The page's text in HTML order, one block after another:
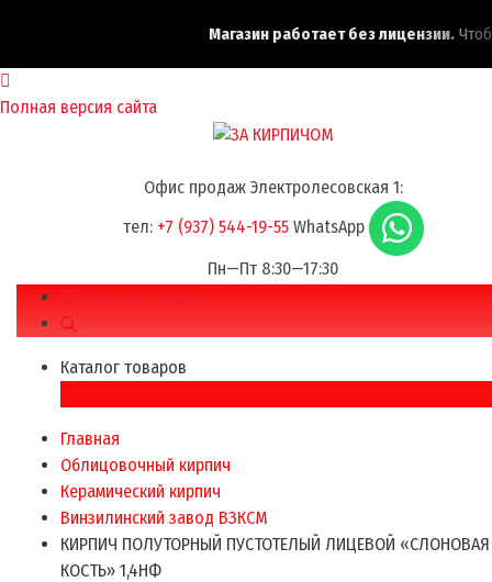
Магазин работает без лицензии.Чтобы
Полная версия сайта
Офис продаж Электролесовская 1:
тел: +7 (937) 544-19-55WhatsApp
Пн—Пт 8:30—17:30
Каталог товаров
Каталог товаров
×
Главная
Облицовочный кирпич
Керамический кирпич
Винзилинский завод ВЗКСМ
КИРПИЧ ПОЛУТОРНЫЙ ПУСТОТЕЛЫЙ ЛИЦЕВОЙ «СЛОНОВАЯ
КОСТЬ» 1,4НФ